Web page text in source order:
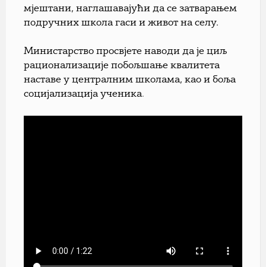
мјештани, наглашавајући да се затварањем
подручних школа гаси и живот на селу.
Министарство просвјете наводи да је циљ
рационализације побољшање квалитета
наставе у централним школама, као и боља
социјализација ученика.